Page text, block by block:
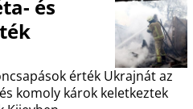
és
érték Ukrajnát az
komoly károk keletkeztek